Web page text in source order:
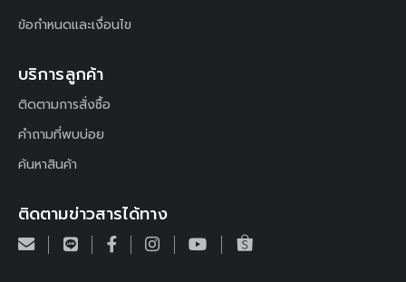
ข้อกำหนดและเงื่อนไข
บริการลูกค้า
ติดตามการสั่งซื้อ
คำถามที่พบบ่อย
ค้นหาสินค้า
ติดตามข่าวสารได้ทาง